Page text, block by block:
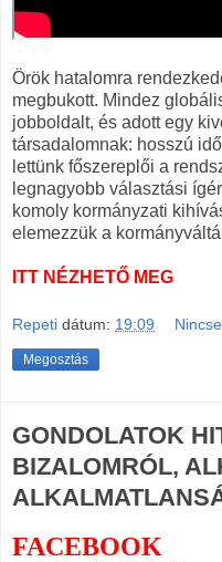
Örök hatalomra
megbukott. Mindez
jobboldalt, és adott egy
társadalomnak: hosszú
lettünk főszereplői a
legnagyobb választási
komoly kormányzati
elemezzük a
ITT NÉZHETŐ MEG
Repeti dátum: 19:09
Megosztás
GONDOLATOK
BIZALOMRÓL,
FACEBOOK